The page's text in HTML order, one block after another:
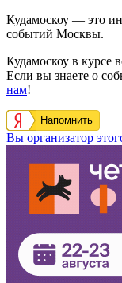
Кудамоскоу — это
событий Москвы.
Кудамоскоу в курсе
Если вы знаете о
нам!
Напомнить
Вы организатор